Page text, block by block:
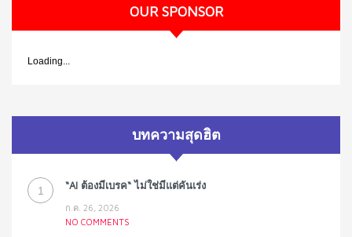
OUR SPONSOR
Loading...
บทความสุดฮิต
1 “AI ต้องมีเบรค“ ไม่ใช่มีแต่คันเร่ง
ก.ค. 26, 2026
NO COMMENTS